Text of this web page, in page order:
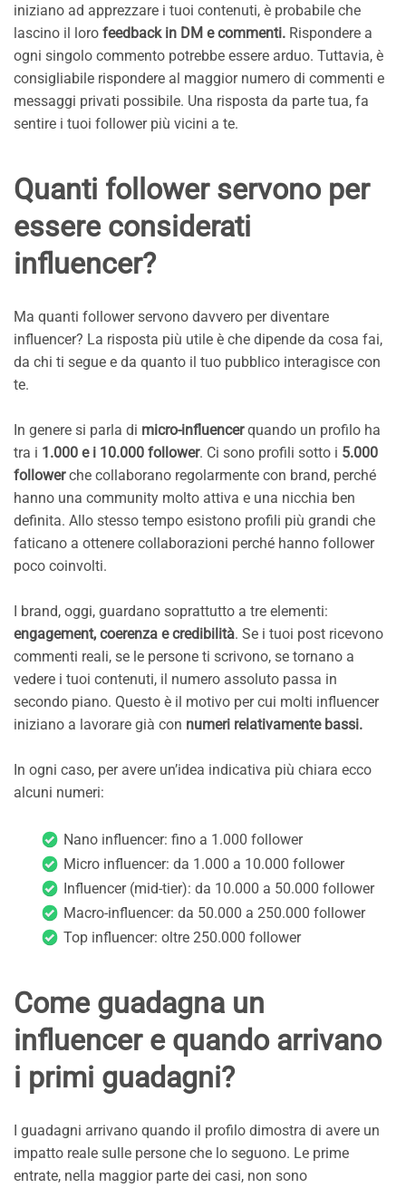
iniziano ad apprezzare i tuoi contenuti, è probabile che
lascino il loro feedback in DM e commenti. Rispondere a
ogni singolo commento potrebbe essere arduo. Tuttavia, è
consigliabile rispondere al maggior numero di commenti e
messaggi privati possibile. Una risposta da parte tua, fa
sentire i tuoi follower più vicini a te.
Quanti follower servono per
essere considerati
influencer?
Ma quanti follower servono davvero per diventare
influencer? La risposta più utile è che dipende da cosa fai,
da chi ti segue e da quanto il tuo pubblico interagisce con
te.
In genere si parla di micro-influencerquando un profilo ha
tra i 1.000 e i 10.000 follower. Ci sono profili sotto i 5.000
followerche collaborano regolarmente con brand, perché
hanno una community molto attiva e una nicchia ben
definita. Allo stesso tempo esistono profili più grandi che
faticano a ottenere collaborazioni perché hanno follower
poco coinvolti.
I brand, oggi, guardano soprattutto a tre elementi:
engagement, coerenza e credibilità. Se i tuoi post ricevono
commenti reali, se le persone ti scrivono, se tornano a
vedere i tuoi contenuti, il numero assoluto passa in
secondo piano. Questo è il motivo per cui molti influencer
iniziano a lavorare già con numeri relativamente bassi.
In ogni caso, per avere un’idea indicativa più chiara ecco
alcuni numeri:
Nano influencer: fino a 1.000 follower
Micro influencer: da 1.000 a 10.000 follower
Influencer (mid-tier): da 10.000 a 50.000 follower
Macro-influencer: da 50.000 a 250.000 follower
Top influencer: oltre 250.000 follower
Come guadagna un
influencer e quando arrivano
i primi guadagni?
I guadagni arrivano quando il profilo dimostra di avere un
impatto reale sulle persone che lo seguono. Le prime
entrate, nella maggior parte dei casi, non sono